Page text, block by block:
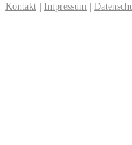
Kontakt
Impressum